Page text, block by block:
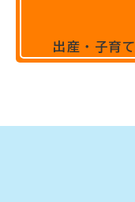
出産・子育て